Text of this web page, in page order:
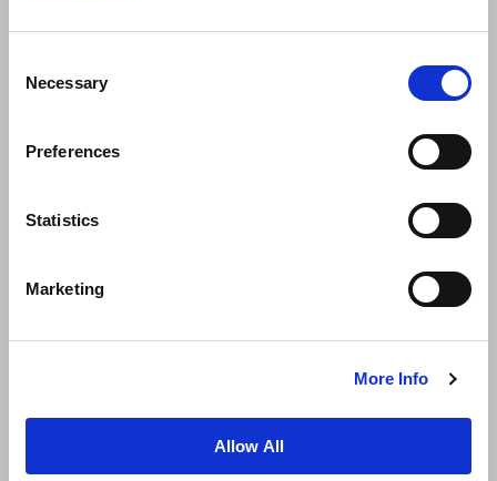
Selection
Necessary
Preferences
Statistics
Marketing
More Info
Allow All